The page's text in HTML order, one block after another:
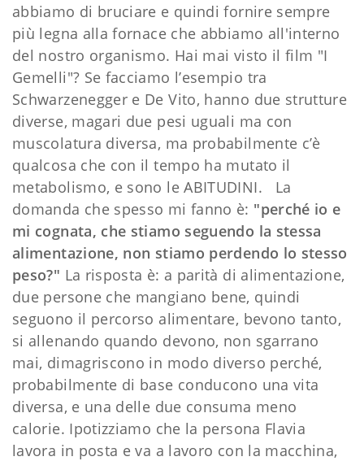
abbiamo di bruciare e quindi fornire sempre
più legna alla fornace che abbiamo all'interno
del nostro organismo. Hai mai visto il film "I
Gemelli"? Se facciamo l’esempio tra
Schwarzenegger e De Vito, hanno due strutture
diverse, magari due pesi uguali ma con
muscolatura diversa, ma probabilmente c’è
qualcosa che con il tempo ha mutato il
metabolismo, e sono le ABITUDINI. La
domanda che spesso mi fanno è: "perché io e
mi cognata, che stiamo seguendo la stessa
alimentazione, non stiamo perdendo lo stesso
peso?" La risposta è: a parità di alimentazione,
due persone che mangiano bene, quindi
seguono il percorso alimentare, bevono tanto,
si allenando quando devono, non sgarrano
mai, dimagriscono in modo diverso perché,
probabilmente di base conducono una vita
diversa, e una delle due consuma meno
calorie. Ipotizziamo che la persona Flavia
lavora in posta e va a lavoro con la macchina,